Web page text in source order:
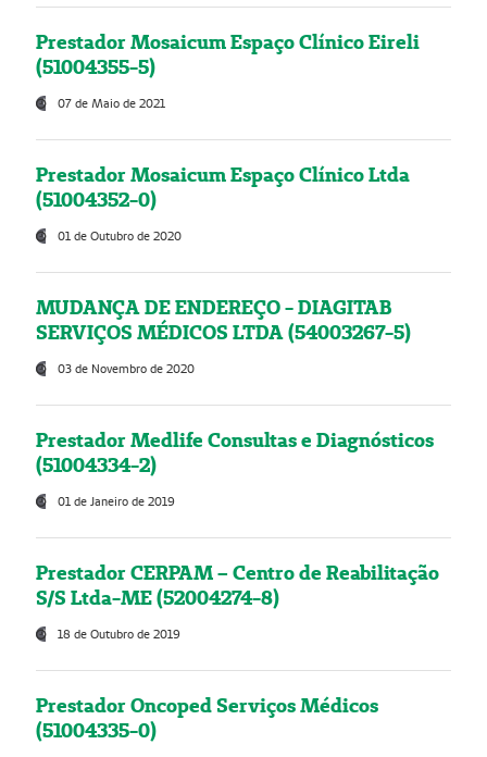
Prestador Mosaicum Espaço Clínico Eireli
(51004355-5)
07 de Maio de 2021
Prestador Mosaicum Espaço Clínico Ltda
(51004352-0)
01 de Outubro de 2020
MUDANÇA DE ENDEREÇO - DIAGITAB
SERVIÇOS MÉDICOS LTDA (54003267-5)
03 de Novembro de 2020
Prestador Medlife Consultas e Diagnósticos
(51004334-2)
01 de Janeiro de 2019
Prestador CERPAM – Centro de Reabilitação
S/S Ltda-ME (52004274-8)
18 de Outubro de 2019
Prestador Oncoped Serviços Médicos
(51004335-0)